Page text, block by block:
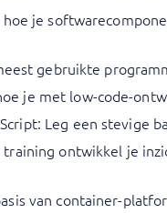
hoe je
gebruikte
je met low-code-
: Leg een stevige
training ontwikkel je
van container-